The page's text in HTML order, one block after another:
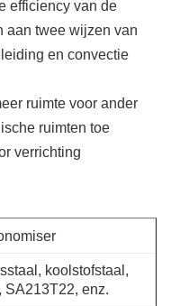
efficiency van de
aan twee wijzen van
en convectie
ruimte voor ander
ruimten toe
verrichting
koolstofstaal,
SA213T22, enz.